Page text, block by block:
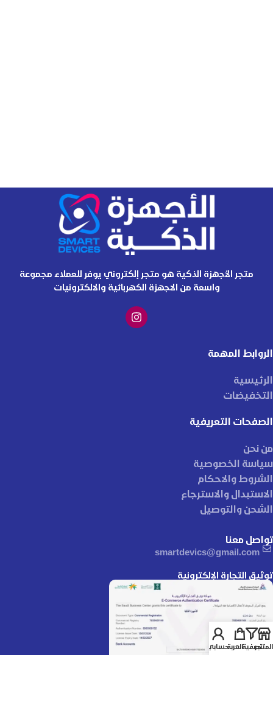
متجر الأجهزة الذكية هو متجر إلكتروني يوفر للعملاء مجموعة
واسعة من الاجهزة الكهربائية والالكترونيات
الروابط المهمة
الرئيسية
التخفيضات
الصفحات التعريفية
من نحن
سياسة الخصوصية
الشروط والاحكام
الاستبدال والاسترجاع
الشحن والتوصيل
تواصل معنا
smartdevics@gmail.com
توثيق التجارة الإلكترونية
المتجرتصفيةالعربةحسابي